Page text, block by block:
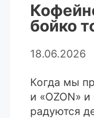
бойко
18.06.2026
Когда мы
и «OZON»
радуются